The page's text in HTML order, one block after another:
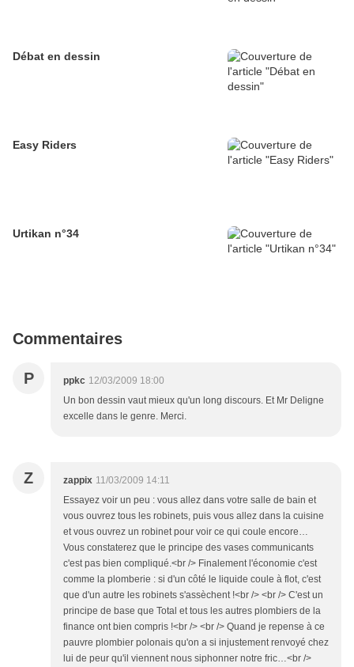
Débat en dessin
Easy Riders
Urtikan n°34
Commentaires
P ppkc 12/03/2009 18:00
Un bon dessin vaut mieux qu'un long discours. Et Mr Deligne
excelle dans le genre. Merci.
Z zappix 11/03/2009 14:11
Essayez voir un peu : vous allez dans votre salle de bain et
vous ouvrez tous les robinets, puis vous allez dans la cuisine
et vous ouvrez un robinet pour voir ce qui coule encore…
Vous constaterez que le principe des vases communicants
c'est pas bien compliqué.<br /> Finalement l'économie c'est
comme la plomberie : si d'un côté le liquide coule à flot, c'est
que d'un autre les robinets s'assèchent !<br /> <br /> C'est un
principe de base que Total et tous les autres plombiers de la
finance ont bien compris !<br /> <br /> Quand je repense à ce
pauvre plombier polonais qu'on a si injustement renvoyé chez
lui de peur qu'il viennent nous siphonner notre fric…<br />